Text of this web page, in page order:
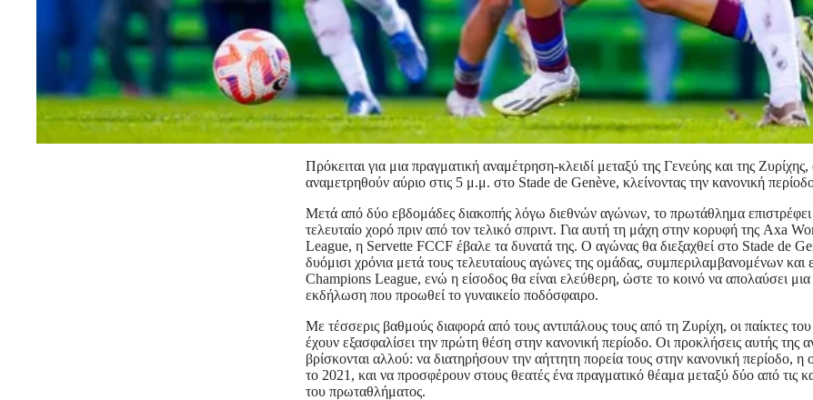
Πρόκειται για μια πραγματική αναμέτρηση-κλειδί μεταξύ της Γενεύης και της Ζυρίχης,
αναμετρηθούν αύριο στις 5 μ.μ. στο Stade de Genève, κλείνοντας την κανονική
Μετά από δύο εβδομάδες διακοπής λόγω διεθνών αγώνων, το πρωτάθλημα επιστρέφει
τελευταίο χορό πριν από τον τελικό σπριντ. Για αυτή τη μάχη στην κορυφή της Axa
League, η Servette FCCF έβαλε τα δυνατά της. Ο αγώνας θα διεξαχθεί στο Stade de
δυόμισι χρόνια μετά τους τελευταίους αγώνες της ομάδας, συμπεριλαμβανομένων και
Champions League, ενώ η είσοδος θα είναι ελεύθερη, ώστε το κοινό να απολαύσει
εκδήλωση που προωθεί το γυναικείο ποδόσφαιρο.
Με τέσσερις βαθμούς διαφορά από τους αντιπάλους τους από τη Ζυρίχη, οι παίκτες
έχουν εξασφαλίσει την πρώτη θέση στην κανονική περίοδο. Οι προκλήσεις αυτής της
βρίσκονται αλλού: να διατηρήσουν την αήττητη πορεία τους στην κανονική περίοδο, η
το 2021, και να προσφέρουν στους θεατές ένα πραγματικό θέαμα μεταξύ δύο από τις
του πρωταθλήματος.